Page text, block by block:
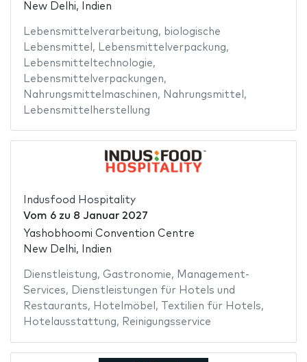
New Delhi, Indien
Lebensmittelverarbeitung, biologische
Lebensmittel , Lebensmittelverpackung,
Lebensmitteltechnologie,
Lebensmittelverpackungen,
Nahrungsmittelmaschinen, Nahrungsmittel ,
Lebensmittelherstellung
Indusfood Hospitality
Vom 6zu 8 Januar 2027
Yashobhoomi Convention Centre
New Delhi, Indien
Dienstleistung, Gastronomie, Management-
Services, Dienstleistungen für Hotels und
Restaurants, Hotelmöbel , Textilien für Hotels,
Hotelausstattung, Reinigungsservice